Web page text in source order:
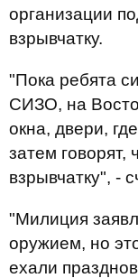
организации
взрывчатку.
"Пока ребята
СИЗО, на
окна, двери,
затем говорят,
взрывчатку", -
"Милиция
оружием, но
ехали